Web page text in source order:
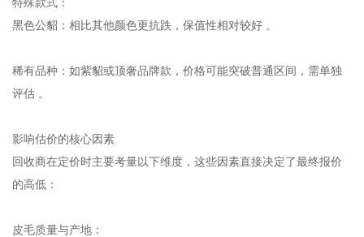
‌黑色公貂‌：相比其他颜色更抗跌，保值性相对较好 。‌‌
‌稀有品种‌：如紫貂或顶奢品牌款，价格可能突破普通区间，需单独
评估 。‌‌
影响估价的核心因素
回收商在定价时主要考量以下维度，这些因素直接决定了最终报价
的高低：
‌皮毛质量与产地‌：